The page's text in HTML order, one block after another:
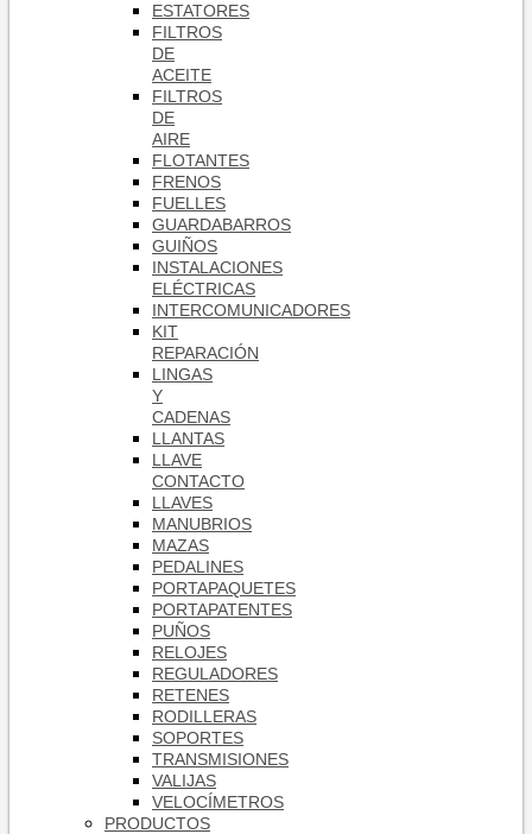
ESTATORES
FILTROS
DE
ACEITE
FILTROS
DE
AIRE
FLOTANTES
FRENOS
FUELLES
GUARDABARROS
GUIÑOS
INSTALACIONES
ELÉCTRICAS
INTERCOMUNICADORES
KIT
REPARACIÓN
LINGAS
Y
CADENAS
LLANTAS
LLAVE
CONTACTO
LLAVES
MANUBRIOS
MAZAS
PEDALINES
PORTAPAQUETES
PORTAPATENTES
PUÑOS
RELOJES
REGULADORES
RETENES
RODILLERAS
SOPORTES
TRANSMISIONES
VALIJAS
VELOCÍMETROS
PRODUCTOS